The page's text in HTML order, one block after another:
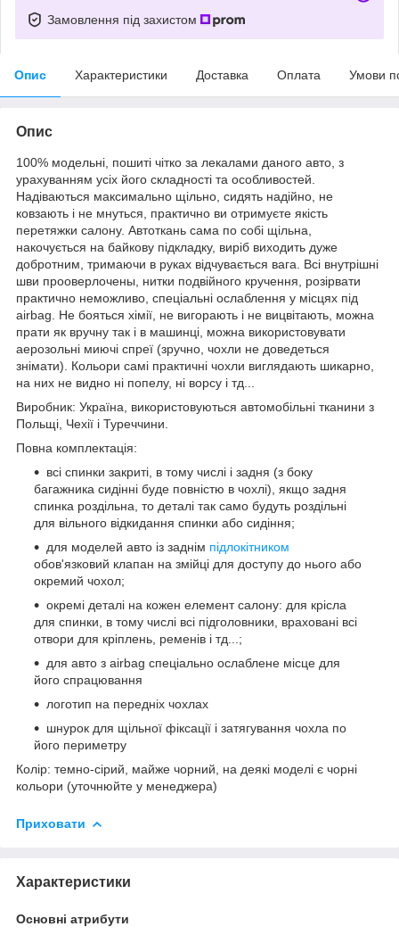
Замовлення під захистом
Опис Характеристики Доставка Оплата Умови
Опис
100% модельні, пошиті чітко за лекалами даного авто, з
урахуванням усіх його складності та особливостей.
Надіваються максимально щільно, сидять надійно, не
ковзають і не мнуться, практично ви отримуєте якість
перетяжки салону. Автоткань сама по собі щільна,
накочується на байкову підкладку, виріб виходить дуже
добротним, тримаючи в руках відчувається вага. Всі внутрішні
шви прооверлочены, нитки подвійного кручення, розірвати
практично неможливо, спеціальні ослаблення у місцях під
airbag. Не бояться хімії, не вигорають і не вицвітають, можна
прати як вручну так і в машинці, можна використовувати
аерозольні миючі спреї (зручно, чохли не доведеться
знімати). Кольори самі практичні чохли виглядають шикарно,
на них не видно ні попелу, ні ворсу і тд...
Виробник: Україна, використовуються автомобільні тканини з
Польщі, Чехії і Туреччини.
Повна комплектація:
всі спинки закриті, в тому числі і задня (з боку
багажника сидінні буде повністю в чохлі), якщо задня
спинка роздільна, то деталі так само будуть роздільні
для вільного відкидання спинки або сидіння;
для моделей авто із заднім підлокітником
обов'язковий клапан на змійці для доступу до нього або
окремий чохол;
окремі деталі на кожен елемент салону: для крісла
для спинки, в тому числі всі підголовники, враховані всі
отвори для кріплень, ременів і тд...;
для авто з airbag спеціально ослаблене місце для
його спрацювання
логотип на передніх чохлах
шнурок для щільної фіксації і затягування чохла по
його периметру
Колір: темно-сірий, майже чорний, на деякі моделі є чорні
кольори (уточнюйте у менеджера)
Приховати
Характеристики
Основні атрибути